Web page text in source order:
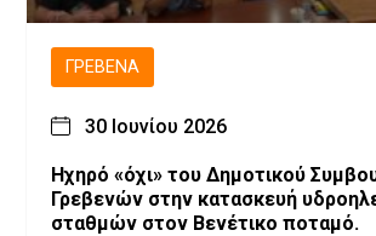
ΓΡΕΒΕΝΆ
30 Ιουνίου 2026
Ηχηρό «όχι» του Δημοτικού
Γρεβενών στην κατασκευή
σταθμών στον Βενέτικο ποταμό.